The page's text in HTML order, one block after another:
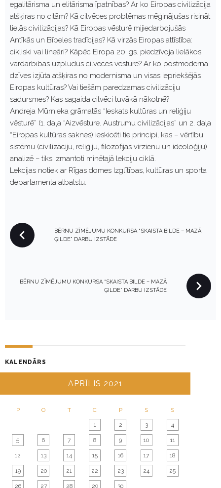
egalitārisma un elitārisma īpatnības? Ar ko Eiropas civilizācija
atšķiras no citām? Kā cilvēces problēmas mēģinājušas risināt
lielās civilizācijas? Kā Eiropas vēsturē mijiedarbojušās
Antīkās un Bībeles tradīcijas? Kā virzās Eiropas attīstība:
cikliski vai lineāri? Kāpēc Eiropa 20. gs. piedzīvoja lielākos
vardarbības uzplūdus cilvēces vēsturē? Ar ko postmodernā
dzīves izjūta atšķiras no modernisma un visas iepriekšējās
Eiropas kultūras? Vai tiešām paredzamas civilizāciju
sadursmes? Kas sagaida cilvēci tuvākā nākotnē?
Andreja Mūrnieka grāmatās “Ieskats kultūras un reliģiju
vēsturē” (1. daļa “Aizvēsture. Austrumu civilizācijas” un 2. daļa
“Eiropas kultūras saknes) ieskicēti tie principi, kas – vērtību
sistēmu (civilizāciju, reliģiju, filozofijas virzienu un ideoloģiju)
analizē – tiks izmantoti minētajā lekciju ciklā.
Lekcijas notiek ar Rīgas domes Izglītības, kultūras un sporta
departamenta atbalstu.
O
S
I
N
BĒRNU ZĪMĒJUMU KONKURSA “SKAISTA BILDE – MAZĀ
ĢILDE” DARBU IZSTĀDE
BĒRNU ZĪMĒJUMU KONKURSA “SKAISTA BILDE – MAZĀ
ĢILDE” DARBU IZSTĀDE
KALENDĀRS
APRĪLIS 2021
P O T C P S S
1 2 3 4
5 6 7 8 9 10 11
12 13 14 15 16 17 18
19 20 21 22 23 24 25
26 27 28 29 30